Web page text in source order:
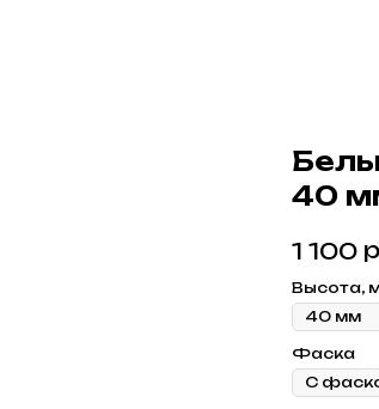
40
1 100
Высота,
Фаска